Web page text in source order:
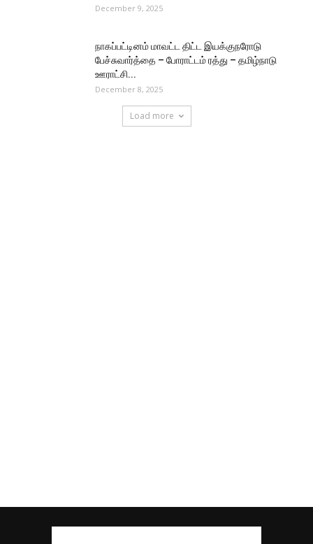
December 9, 2025
நாகப்பட்டினம் மாவட்ட திட்ட இயக்குநரோடு
பேச்சுவார்த்தை – போராட்டம் ரத்து – தமிழ்நாடு
ஊராட்சி...
December 8, 2025
Load more